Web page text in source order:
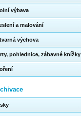
výbava
a malování
výchova
pohlednice, zábavné knížky